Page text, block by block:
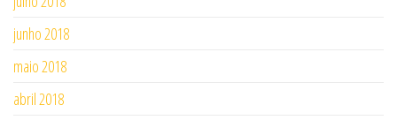
junho 2018
maio 2018
abril 2018